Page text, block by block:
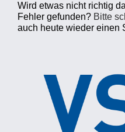
Wird etwas nicht richtig
Fehler gefunden? Bitte
auch heute wieder einen